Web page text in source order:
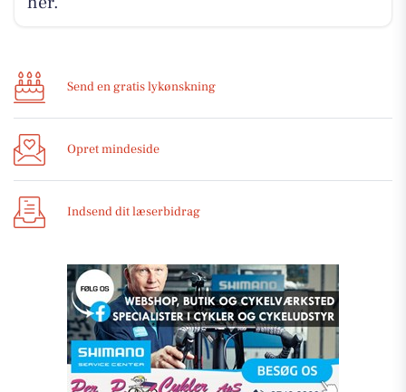
Send en gratis lykønskning
Opret mindeside
Indsend dit læserbidrag